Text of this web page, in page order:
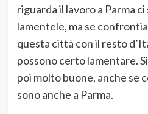
riguarda il lavoro a Parma
lamentele, ma se
questa città con il resto
possono certo lamentare.
poi molto buone, anche se
sono anche a Parma.